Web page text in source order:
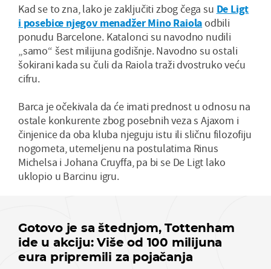
Kad se to zna, lako je zaključiti zbog čega su De Ligt
i posebice njegov menadžer Mino Raiolaodbili
ponudu Barcelone. Katalonci su navodno nudili
„samo“ šest milijuna godišnje. Navodno su ostali
šokirani kada su čuli da Raiola traži dvostruko veću
cifru.
Barca je očekivala da će imati prednost u odnosu na
ostale konkurente zbog posebnih veza s Ajaxom i
činjenice da oba kluba njeguju istu ili sličnu filozofiju
nogometa, utemeljenu na postulatima Rinus
Michelsa i Johana Cruyffa, pa bi se De Ligt lako
uklopio u Barcinu igru.
Gotovo je sa štednjom, Tottenham
ide u akciju: Više od 100 milijuna
eura pripremili za pojačanja